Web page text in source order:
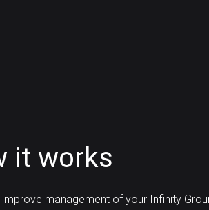
it works
management of your Infinity